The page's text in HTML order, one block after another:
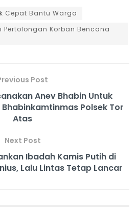
Cepat Bantu Warga
Pertolongan Korban Bencana
Post
Anev Bhabin Untuk
Polsek Tor
Atas
Next Post
Ibadah Kamis Putih di
Lalu Lintas Tetap Lancar